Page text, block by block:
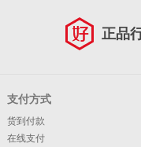
正品
支付方式
货到付款
在线支付